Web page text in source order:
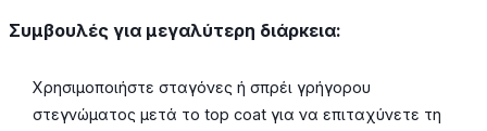
Συμβουλές για μεγαλύτερη διάρκεια:
Χρησιμοποιήστε σταγόνες ή σπρέι γρήγορου
στεγνώματος μετά το top coat για να επιταχύνετε τη